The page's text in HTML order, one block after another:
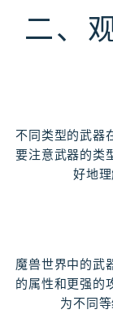
二、
不同类型的武器
要注意武器的类
好地
魔兽世界中的武
的属性和更强的
为不同